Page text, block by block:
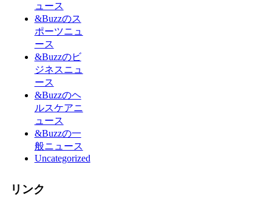
ュース
&Buzzのス
ポーツニュ
ース
&Buzzのビ
ジネスニュ
ース
&Buzzのヘ
ルスケアニ
ュース
&Buzzの一
般ニュース
Uncategorized
リンク